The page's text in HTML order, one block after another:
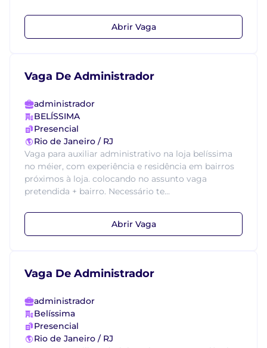
Abrir Vaga
Vaga De Administrador
administrador
BELÍSSIMA
Presencial
Rio de Janeiro / RJ
Vaga para auxiliar administrativo na loja belíssima
no méier, com experiência e residência em bairros
próximos à loja. colocando no assunto vaga
pretendida + bairro. Necessário te...
Abrir Vaga
Vaga De Administrador
administrador
Belíssima
Presencial
Rio de Janeiro / RJ